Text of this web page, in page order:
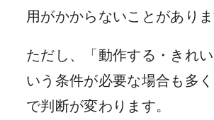
用がかからないことがありま
ただし、「動作する・きれ
いう条件が必要な場合も多
で判断が変わります。